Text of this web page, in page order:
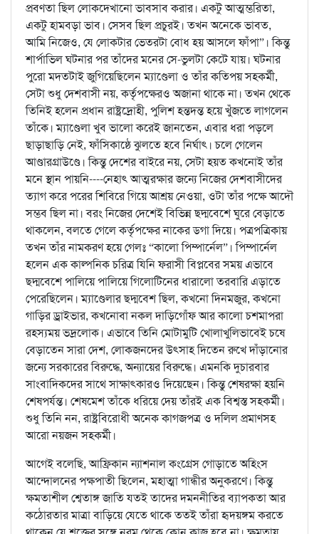
প্রবণতা ছিল লোকদেখানো ভাবসাব করার। একটু আত্মম্ভরিতা,
একটু হামবড়া ভাব। সেসব ছিল প্রচুরই। তখন অনেকে ভাবত,
আমি নিজেও, যে লোকটার ভেতরটা বোধ হয় আসলে ফাঁপা”। কিন্তু
শার্পাভিল ঘটনার পর তাঁদের মনের সে-ভুলটা কেটে যায়। ঘটনার
পুরো মদতটাই জুগিয়েছিলেন ম্যাণ্ডেলা ও তাঁর কতিপয় সহকর্মী,
সেটা শুধু দেশবাসী নয়, কর্তৃপক্ষেরও অজানা থাকে না। তখন থেকে
তিনিই হলেন প্রধান রাষ্ট্রদ্রোহী, পুলিশ হন্তদন্ত হয়ে খুঁজতে লাগলেন
তাঁকে। ম্যাণ্ডেলা খুব ভালো করেই জানতেন, এবার ধরা পড়লে
ছাড়াছাড়ি নেই, ফাঁসিকাষ্ঠে ঝুলতে হবে নির্ঘাৎ। চলে গেলেন
আণ্ডারগ্রাউণ্ডে। কিন্তু দেশের বাইরে নয়, সেটা হয়ত কখনোই তাঁর
মনে স্থান পায়নি----নেহাৎ আত্মরক্ষার জন্যে নিজের দেশবাসীদের
ত্যাগ করে পরের শিবিরে গিয়ে আশ্রয় নেওয়া, ওটা তাঁর পক্ষে আদৌ
সম্ভব ছিল না। বরং নিজের দেশেই বিভিন্ন ছদ্মবেশে ঘুরে বেড়াতে
থাকলেন, বলতে গেলে কর্তৃপক্ষের নাকের ডগা দিয়ে। পত্রপত্রিকায়
তখন তাঁর নামকরণ হয়ে গেলঃ “কালো পিম্পার্নেল”। পিম্পার্নেল
হলেন এক কাল্পনিক চরিত্র যিনি ফরাসী বিপ্লবের সময় এভাবে
ছদ্মবেশে পালিয়ে পালিয়ে গিলোটিনের ধারালো তরবারি এড়াতে
পেরেছিলেন। ম্যাণ্ডেলার ছদ্মবেশ ছিল, কখনো দিনমজুর, কখনো
গাড়ির ড্রাইভার, কখনোবা নকল দাড়িগোঁফ আর কালো চশমাপরা
রহস্যময় ভদ্রলোক। এভাবে তিনি মোটামুটি খোলাখুলিভাবেই চষে
বেড়াতেন সারা দেশ, লোকজনদের উৎসাহ দিতেন রুখে দাঁড়ানোর
জন্যে সরকারের বিরুদ্ধে, অন্যায়ের বিরুদ্ধে। এমনকি দুচারবার
সাংবাদিকদের সাথে সাক্ষাৎকারও দিয়েছেন। কিন্তু শেষরক্ষা হয়নি
শেষপর্যন্ত। শেষমেশ তাঁকে ধরিয়ে দেয় তাঁরই এক বিশ্বস্ত সহকর্মী।
শুধু তিনি নন, রাষ্ট্রবিরোধী অনেক কাগজপত্র ও দলিল প্রমাণসহ
আরো নয়জন সহকর্মী।
আগেই বলেছি, আফ্রিকান ন্যাশনাল কংগ্রেস গোড়াতে অহিংস
আন্দোলনের পক্ষপাতী ছিলেন, মহাত্মা গান্ধীর অনুকরণে। কিন্তু
ক্ষমতাশীল শ্বেতাঙ্গ জাতি যতই তাদের দমননীতির ব্যাপকতা আর
কঠোরতার মাত্রা বাড়িয়ে যেতে থাকে ততই তাঁরা হৃদয়ঙ্গম করতে